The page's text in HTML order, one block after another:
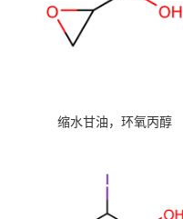
缩水甘油，环氧丙醇